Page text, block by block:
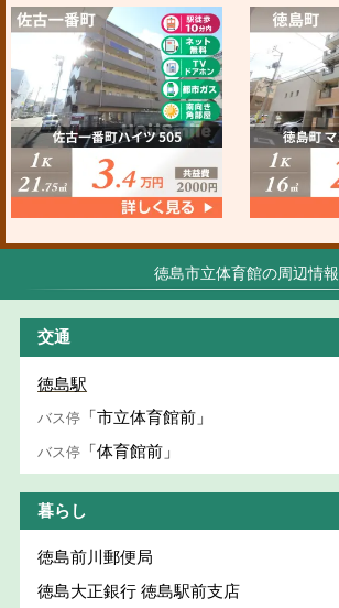
徳島市立体育館の周辺情報
交通
徳島駅
バス停 「市立体育館前」
バス停 「体育館前」
暮らし
徳島前川郵便局
徳島大正銀行 徳島駅前支店